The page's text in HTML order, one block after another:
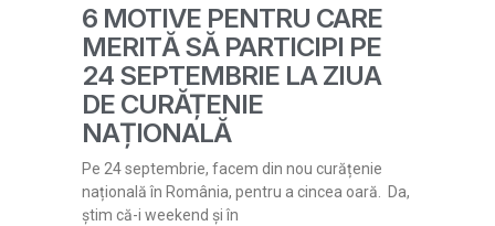
6 MOTIVE PENTRU CARE
MERITĂ SĂ PARTICIPI PE
24 SEPTEMBRIE LA ZIUA
DE CURĂȚENIE
NAȚIONALĂ
Pe 24 septembrie, facem din nou curățenie
națională în România, pentru a cincea oară. Da,
știm că-i weekend și în